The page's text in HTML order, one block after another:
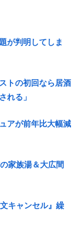
が判明してしま
トの初回なら居酒
れる」
アが前年比大幅減
家族湯＆大広間
キャンセル』繰